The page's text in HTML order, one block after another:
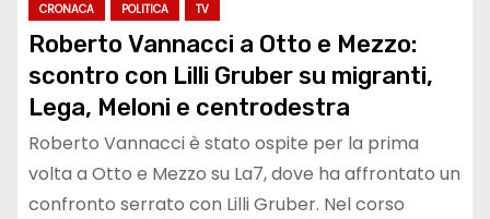
CRONACA POLITICA TV
Roberto Vannacci a Otto e Mezzo:
scontro con Lilli Gruber su migranti,
Lega, Meloni e centrodestra
Roberto Vannacci è stato ospite per la prima
volta a Otto e Mezzo su La7, dove ha affrontato un
confronto serrato con Lilli Gruber. Nel corso